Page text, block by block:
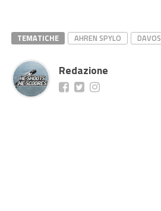
TEMATICHE AHREN SPYLO DAVOS
Redazione